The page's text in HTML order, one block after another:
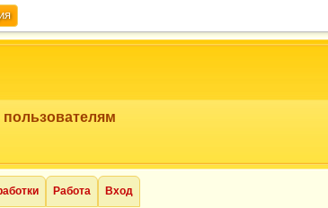
Работа Вход